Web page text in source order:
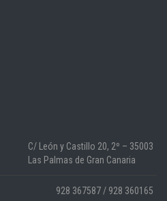
C/ León y Castillo 20, 2º – 35003
Las Palmas de Gran Canaria
928 367587 / 928 360165